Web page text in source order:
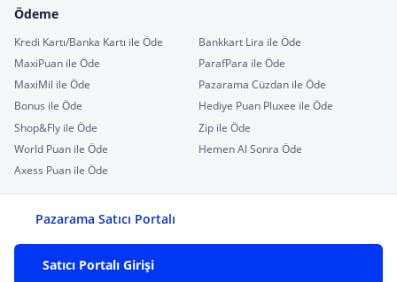
Ödeme
Kredi Kartı/Banka Kartı ile Öde
Bankkart Lira ile Öde
MaxiPuan ile Öde
ParafPara ile Öde
MaxiMil ile Öde
Pazarama Cüzdan ile Öde
Bonus ile Öde
Hediye Puan Pluxee ile Öde
Shop&Fly ile Öde
Zip ile Öde
World Puan ile Öde
Hemen Al Sonra Öde
Axess Puan ile Öde
Pazarama Satıcı Portalı
Satıcı Portalı Girişi